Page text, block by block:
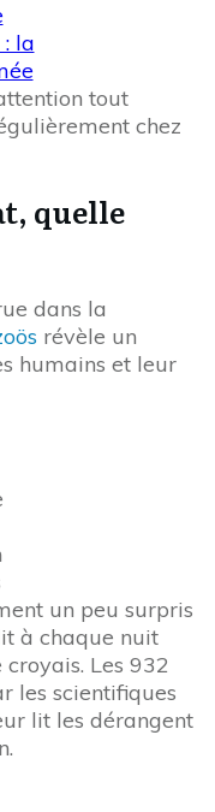
la
tout
chez
quelle
dans la
révèle un
humains et leur
un peu surpris
à chaque nuit
croyais. Les 932
les scientifiques
lit les dérangent